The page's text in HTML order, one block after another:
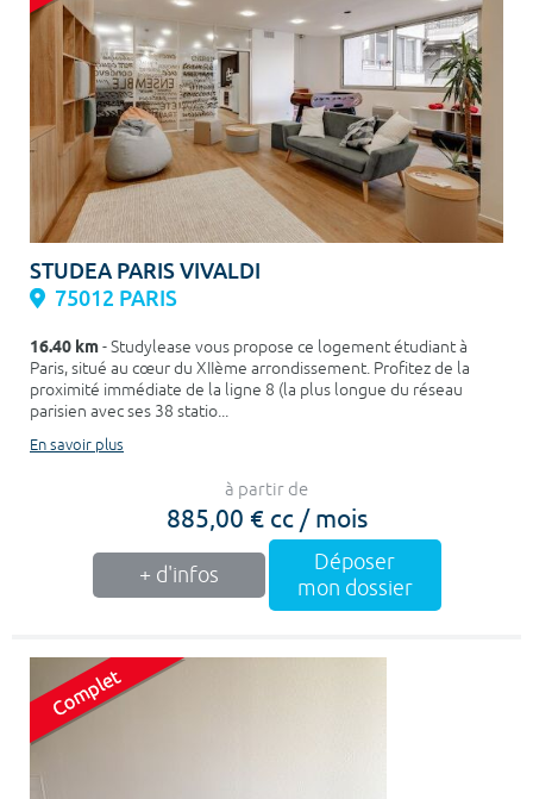
STUDEA PARIS VIVALDI
75012 PARIS
16.40 km- Studylease vous propose ce logement étudiant à
Paris, situé au cœur du XIIème arrondissement. Profitez de la
proximité immédiate de la ligne 8 (la plus longue du réseau
parisien avec ses 38 statio...
En savoir plus
à partir de
885,00 € cc / mois
+ d'infos
Déposer
mon dossier